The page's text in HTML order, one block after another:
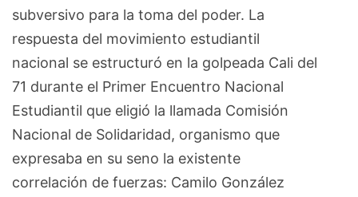
subversivo para la toma del poder. La
respuesta del movimiento estudiantil
nacional se estructuró en la golpeada Cali del
71 durante el Primer Encuentro Nacional
Estudiantil que eligió la llamada Comisión
Nacional de Solidaridad, organismo que
expresaba en su seno la existente
correlación de fuerzas: Camilo González